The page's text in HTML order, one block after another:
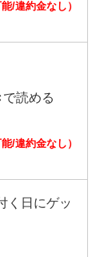
/違約金なし）
で読める
/違約金なし）
く日にゲッ